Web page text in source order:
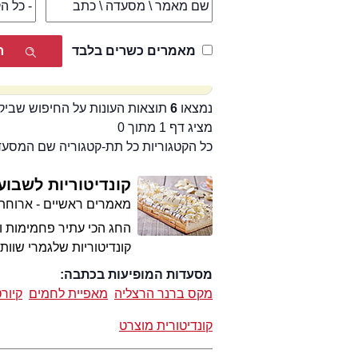
מאמרים כשרים בלבד
נמצאו 6תוצאות העונות על החיפוש
מציג דף 1 מתוך 0
כל הקטגוריות כל תת-קטגוריה שם
קונדיטוריות
מאמרים ראשיים -
קונדיטוריות שלגמרי
מסעדות המופיעות בכתבה:
מקס ברנר הרצליה מאפיית לחמים
קונדיטורית מוצרט